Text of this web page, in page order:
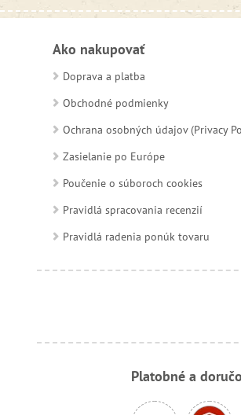
Ako nakupovať
Doprava a platba
Obchodné podmienky
Ochrana osobných údajov (Privacy
Zasielanie po Európe
Poučenie o súboroch cookies
Pravidlá spracovania recenzií
Pravidlá radenia ponúk tovaru
Platobné a